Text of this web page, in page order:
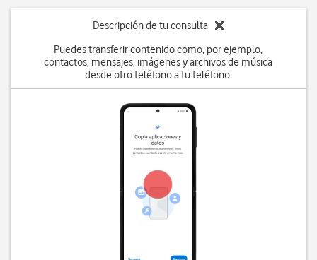
Descripción de tu consulta
Puedes transferir contenido como, por ejemplo,
contactos, mensajes, imágenes y archivos de música
desde otro teléfono a tu teléfono.